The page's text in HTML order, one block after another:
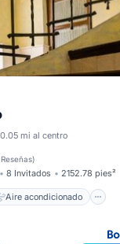
0.05 mi al centro
)
8 Invitados 2152.78 pies²
Aire acondicionado
Aire acondicionado
Apto para niños